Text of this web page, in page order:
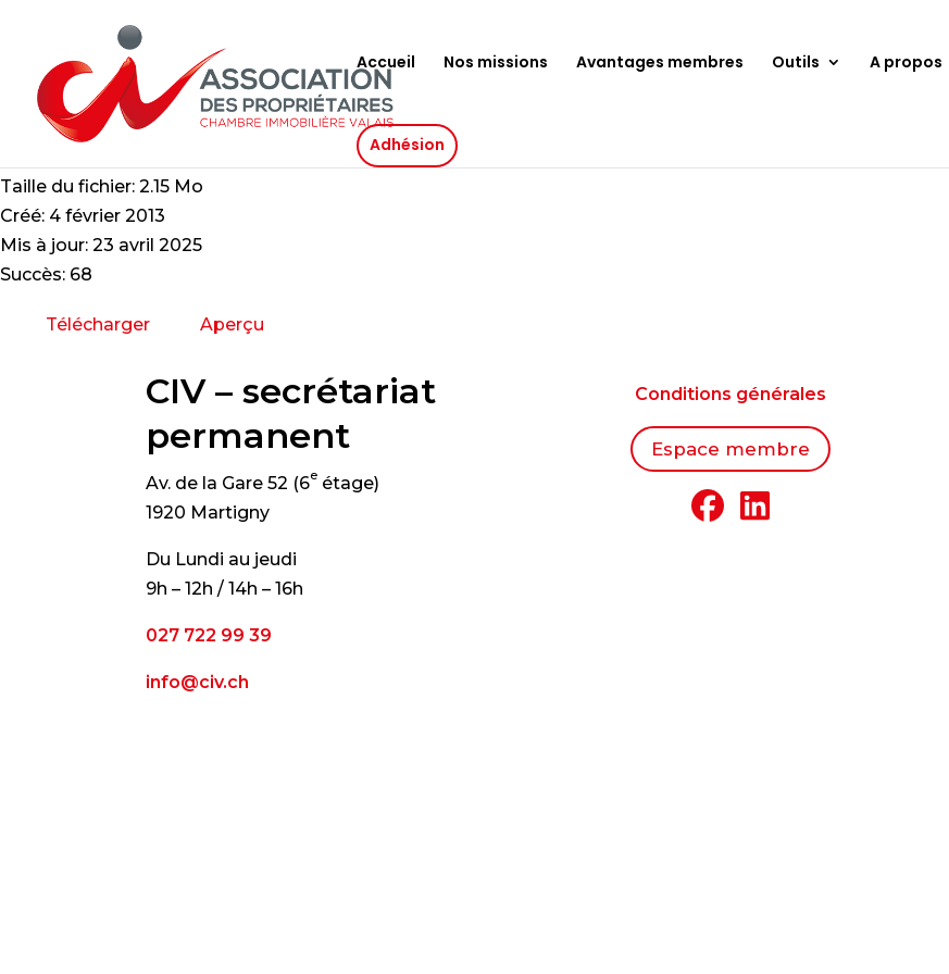
Accueil Nos missions Avantages membres Outils A propos
Adhésion
Bulletin février 2013
Taille du fichier: 2.15 Mo
Créé: 4 février 2013
Mis à jour: 23 avril 2025
Succès: 68
Télécharger Aperçu
CIV – secrétariat
permanent
Av. de la Gare 52 (6e étage)
1920 Martigny
Du Lundi au jeudi
9h – 12h / 14h – 16h
027 722 99 39
info@civ.ch
Conditions générales
Espace membre